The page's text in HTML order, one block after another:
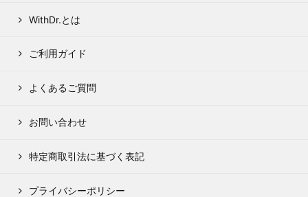
WithDr.とは
ご利用ガイド
よくあるご質問
お問い合わせ
特定商取引法に基づく表記
プライバシーポリシー